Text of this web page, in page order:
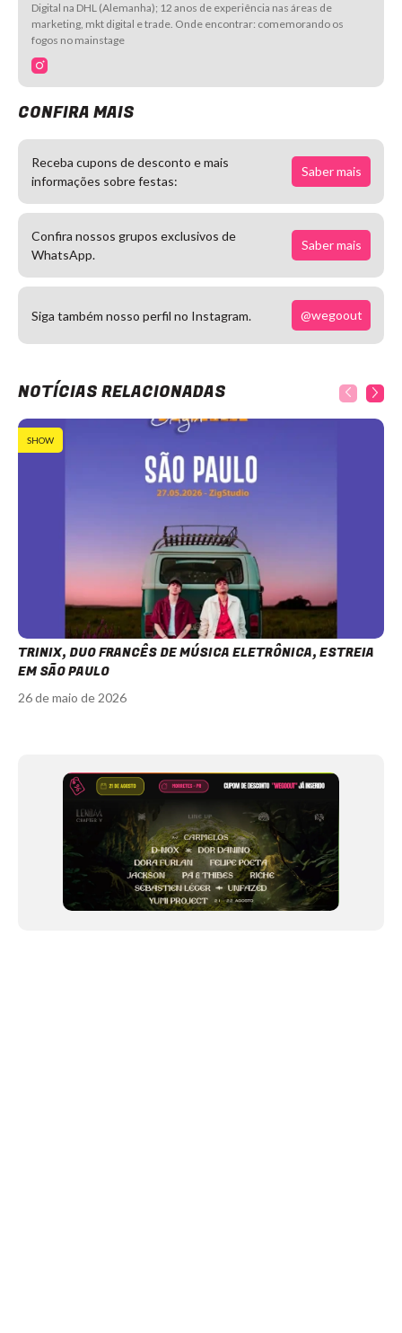
Digital na DHL (Alemanha); 12 anos de experiência nas áreas de
marketing, mkt digital e trade. Onde encontrar: comemorando os
fogos no mainstage
CONFIRA MAIS
Receba cupons de desconto e mais
informações sobre festas:
Saber mais
Confira nossos grupos exclusivos de
WhatsApp.
Saber mais
Siga também nosso perfil no Instagram. @wegoout
NOTÍCIAS RELACIONADAS
SHOW
TRINIX, DUO FRANCÊS DE MÚSICA ELETRÔNICA, ESTREIA
EM SÃO PAULO
26 de maio de 2026